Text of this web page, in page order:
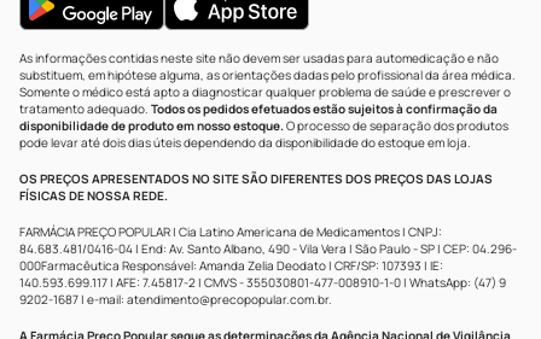
As informações contidas neste site não devem ser usadas para automedicação e não
substituem, em hipótese alguma, as orientações dadas pelo profissional da área médica.
Somente o médico está apto a diagnosticar qualquer problema de saúde e prescrever o
tratamento adequado. Todos os pedidos efetuados estão sujeitos à confirmação da
disponibilidade de produto em nosso estoque.O processo de separação dos produtos
pode levar até dois dias úteis dependendo da disponibilidade do estoque em loja.
OS PREÇOS APRESENTADOS NO SITE SÃO DIFERENTES DOS PREÇOS DAS LOJAS
FÍSICAS DE NOSSA REDE.
FARMÁCIA PREÇO POPULAR | Cia Latino Americana de Medicamentos | CNPJ:
84.683.481/0416-04 | End: Av. Santo Albano, 490 - Vila Vera | São Paulo - SP | CEP: 04.296-
000Farmacêutica Responsável: Amanda Zelia Deodato | CRF/SP: 107393 | IE:
140.593.699.117 | AFE: 7.45817-2 | CMVS - 355030801-477-008910-1-0 | WhatsApp: (47) 9
9202-1687 | e-mail: atendimento@precopopular.com.br.
A Farmácia Preço Popular segue as determinações da Agência Nacional de Vigilância